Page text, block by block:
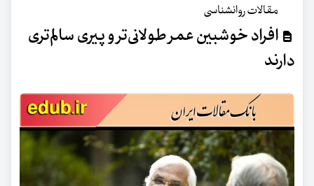
مقالات روانشناسی
افراد خوشبین عمر طولانی‌تر و پیری سالم‌تری
دارند